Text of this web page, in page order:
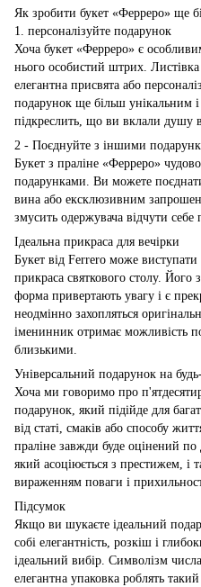
Як зробити букет «Ферреро» ще
1. персоналізуйте подарунок
Хоча букет «Ферреро» є
нього особистий штрих.
елегантна присвята або
подарунок ще більш унікальним
підкреслить, що ви вклали душу
2 - Поєднуйте з іншими
Букет з праліне «Ферреро»
подарунками. Ви можете
вина або ексклюзивним
змусить одержувача відчути
Ідеальна прикраса для вечірки
Букет від Ferrero може виступати
прикраса святкового столу. Його
форма привертають увагу і є
неодмінно захопляться
іменинник отримає можливість
близькими.
Універсальний подарунок на
Хоча ми говоримо про
подарунок, який підійде для
від статі, смаків або способу
праліне завжди буде оцінений
який асоціюється з престижем, і
вираженням поваги і
Підсумок
Якщо ви шукаєте ідеальний
собі елегантність, розкіш і
ідеальний вибір. Символізм
елегантна упаковка роблять